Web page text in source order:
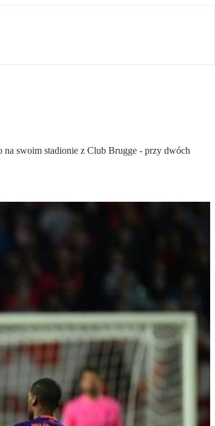
na swoim stadionie z Club Brugge - przy dwóch